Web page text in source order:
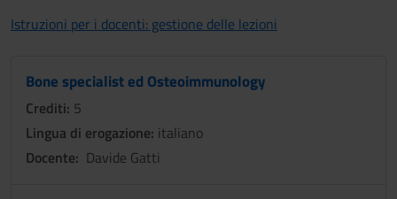
Istruzioni per i docenti: gestione delle lezioni
Bone specialist ed Osteoimmunology
Crediti: 5
Lingua di erogazione: italiano
Docente: Davide Gatti